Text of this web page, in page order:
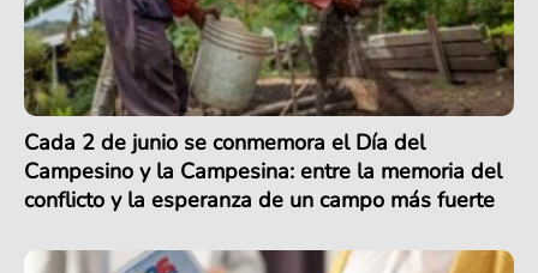
Cada 2 de junio se conmemora el Día del
Campesino y la Campesina: entre la memoria del
conflicto y la esperanza de un campo más fuerte